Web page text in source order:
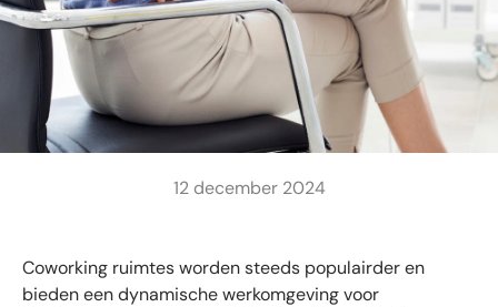
12 december 2024
Coworking ruimtes worden steeds populairder en
bieden een dynamische werkomgeving voor